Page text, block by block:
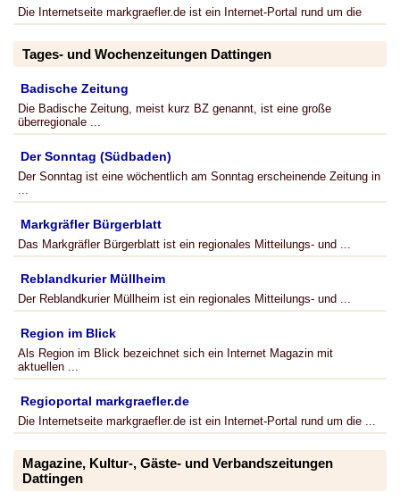
Die Internetseite markgraefler.de ist ein Internet-Portal rund um die
Tages- und Wochenzeitungen Dattingen
Badische Zeitung
Die Badische Zeitung, meist kurz BZ genannt, ist eine große
überregionale ...
Der Sonntag (Südbaden)
Der Sonntag ist eine wöchentlich am Sonntag erscheinende Zeitung in
...
Markgräfler Bürgerblatt
Das Markgräfler Bürgerblatt ist ein regionales Mitteilungs- und ...
Reblandkurier Müllheim
Der Reblandkurier Müllheim ist ein regionales Mitteilungs- und ...
Region im Blick
Als Region im Blick bezeichnet sich ein Internet Magazin mit
aktuellen ...
Regioportal markgraefler.de
Die Internetseite markgraefler.de ist ein Internet-Portal rund um die ...
Magazine, Kultur-, Gäste- und Verbandszeitungen
Dattingen